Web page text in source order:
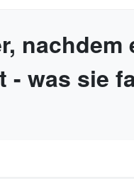
- was sie